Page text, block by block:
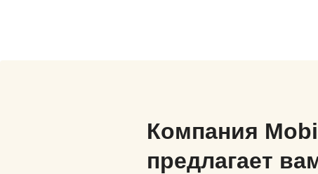
Компания
предлагает